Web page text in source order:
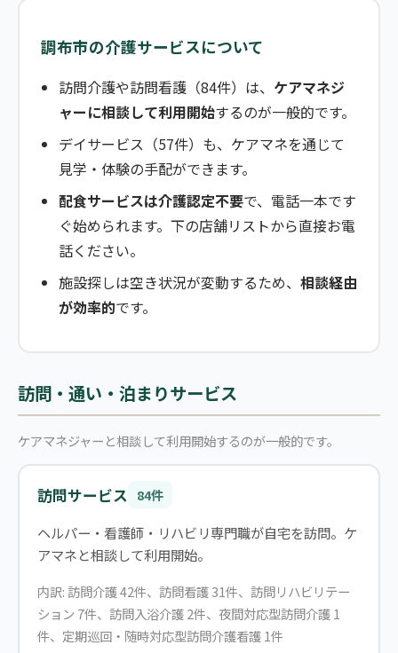
調布市の介護サービスについて
訪問介護や訪問看護（84件）は、 ケアマネジ
ャーに相談して利用開始するのが一般的です。
デイサービス（57件）も、ケアマネを通じて
見学・体験の手配ができます。
配食サービスは介護認定不要で、電話一本です
ぐ始められます。下の店舗リストから直接お電
話ください。
施設探しは空き状況が変動するため、 相談経由
が効率的です。
訪問・通い・泊まりサービス
ケアマネジャーと相談して利用開始するのが一般的です。
訪問サービス 84件
ヘルパー・看護師・リハビリ専門職が自宅を訪問。ケ
アマネと相談して利用開始。
内訳: 訪問介護 42件、訪問看護 31件、訪問リハビリテー
ション 7件、訪問入浴介護 2件、夜間対応型訪問介護 1
件、定期巡回・随時対応型訪問介護看護 1件